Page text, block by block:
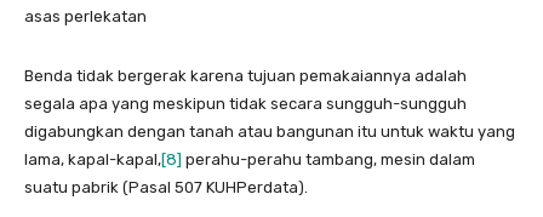
asas perlekatan
Benda tidak bergerak karena tujuan pemakaiannya adalah
segala apa yang meskipun tidak secara sungguh-sungguh
digabungkan dengan tanah atau bangunan itu untuk waktu yang
lama, kapal-kapal,[8] perahu-perahu tambang, mesin dalam
suatu pabrik (Pasal 507 KUHPerdata).